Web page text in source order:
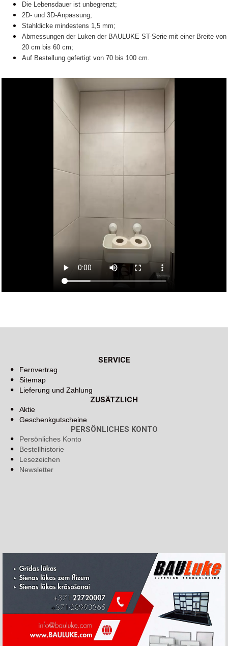
Die Lebensdauer ist unbegrenzt;
2D- und 3D-Anpassung;
Stahldicke mindestens 1,5 mm;
Abmessungen der Luken der BAULUKE ST-Serie mit einer Breite von
20 cm bis 60 cm;
Auf Bestellung gefertigt von 70 bis 100 cm.
SERVICE
Fernvertrag
Sitemap
Lieferung und Zahlung
ZUSÄTZLICH
Aktie
Geschenkgutscheine
PERSÖNLICHES KONTO
Persönliches Konto
Bestellhistorie
Lesezeichen
Newsletter